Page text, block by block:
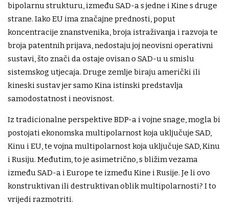
bipolarnu strukturu, između SAD-a s jedne i Kine s druge
strane. Iako EU ima značajne prednosti, poput
koncentracije znanstvenika, broja istraživanja i razvoja te
broja patentnih prijava, nedostaju joj neovisni operativni
sustavi, što znači da ostaje ovisan o SAD-u u smislu
sistemskog utjecaja. Druge zemlje biraju američki ili
kineski sustav jer samo Kina istinski predstavlja
samodostatnost i neovisnost.
Iz tradicionalne perspektive BDP-a i vojne snage, mogla bi
postojati ekonomska multipolarnost koja uključuje SAD,
Kinu i EU, te vojna multipolarnost koja uključuje SAD, Kinu
i Rusiju. Međutim, to je asimetrično, s bližim vezama
između SAD-a i Europe te između Kine i Rusije. Je li ovo
konstruktivan ili destruktivan oblik multipolarnosti? I to
vrijedi razmotriti.